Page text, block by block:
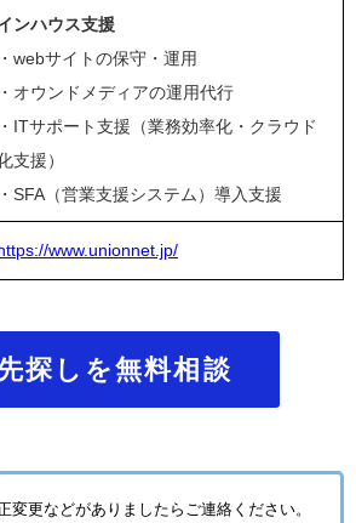
ンハウス支援
・webサイトの保守・運用
・オウンドメディアの運用代行
・ITサポート支援（業務効率化・クラウド
支援）
・SFA（営業支援システム）導入支援
https://www.unionnet.jp/
探しを無料相談
変更などがありましたらご連絡ください。